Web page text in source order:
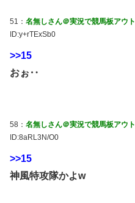
51： 名無しさん＠実況で競馬板アウト
ID:y+rTExSb0
>>15
おぉ‥
58： 名無しさん＠実況で競馬板アウト
ID:8aRL3N/O0
>>15
神風特攻隊かよw